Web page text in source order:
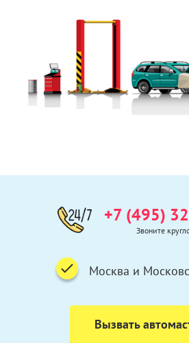
+7 (495)
Звоните
Москва и
Вызвать